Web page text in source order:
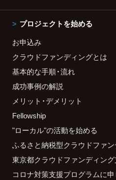
プロジェクトを始める
お申込み
クラウドファンディングとは
基本的な手順・流れ
成功事例の解説
メリット・デメリット
Fellowship
"ローカル"の活動を始める
ふるさと納税型クラウドファ
東京都クラウドファンディン
コロナ対策支援プログラムに